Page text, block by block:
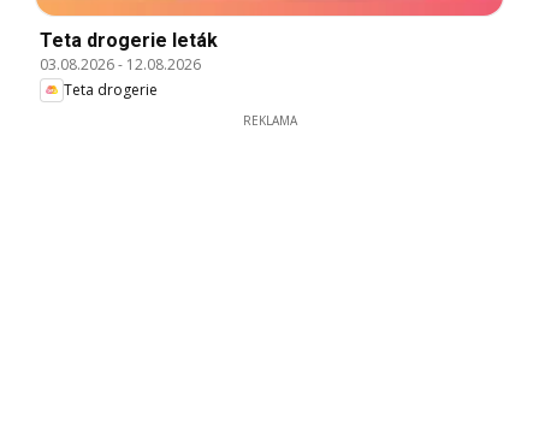
Teta drogerie leták
03.08.2026- 12.08.2026
Teta drogerie
REKLAMA